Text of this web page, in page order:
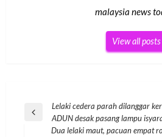
malaysia news
View all posts
Post
navigation
Previous
Lelaki cedera parah dilanggar
ADUN desak pasang lampu
Dua lelaki maut, pacuan empat